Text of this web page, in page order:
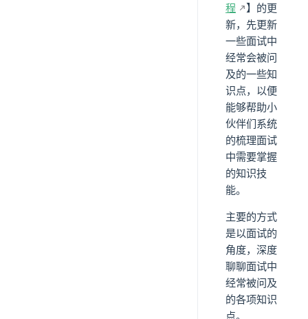
程
】的更
新，先更新
一些面试中
经常会被问
及的一些知
识点，以便
能够帮助小
伙伴们系统
的梳理面试
中需要掌握
的知识技
能。
主要的方式
是以面试的
角度，深度
聊聊面试中
经常被问及
的各项知识
点。